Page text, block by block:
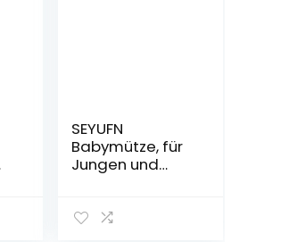
SEYUFN
Babymütze, für
Jungen und
Hündchen für